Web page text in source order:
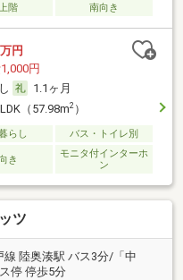
階 南向き
万円
円
1.1ヶ月
（57.98m2）
らし バス・トイレ別
き
モニタ付インターホ
ン
ツ
線 陸奥湊駅 バス3分/「中
停 停歩5分